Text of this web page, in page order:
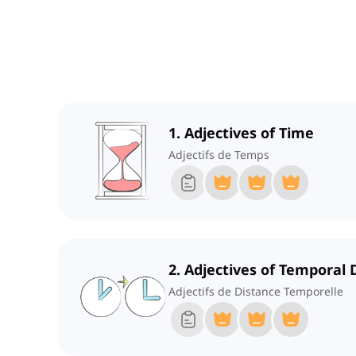
1. Adjectives of Time
Adjectifs de Temps
2. Adjectives of Temporal
Adjectifs de Distance Temporelle